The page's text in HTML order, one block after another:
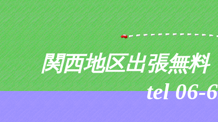
関西地区出張無
tel